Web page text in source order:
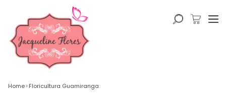
Home Floricultura Guamiranga